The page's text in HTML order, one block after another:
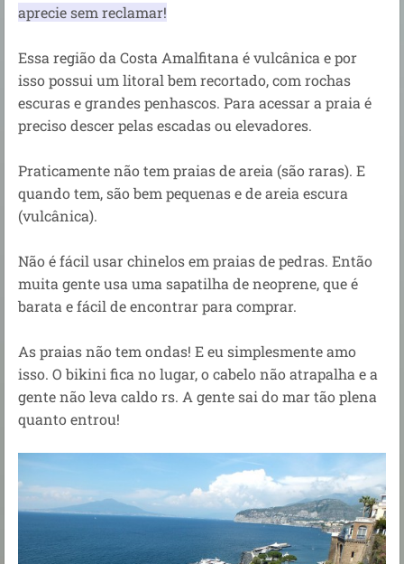
aprecie sem reclamar!
Essa região da Costa Amalfitana é vulcânica e por
isso possui um litoral bem recortado, com rochas
escuras e grandes penhascos. Para acessar a praia é
preciso descer pelas escadas ou elevadores.
Praticamente não tem praias de areia (são raras). E
quando tem, são bem pequenas e de areia escura
(vulcânica).
Não é fácil usar chinelos em praias de pedras. Então
muita gente usa uma sapatilha de neoprene, que é
barata e fácil de encontrar para comprar.
As praias não tem ondas! E eu simplesmente amo
isso. O bikini fica no lugar, o cabelo não atrapalha e a
gente não leva caldo rs. A gente sai do mar tão plena
quanto entrou!